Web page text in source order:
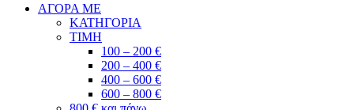
ΑΓΟΡΑ ΜΕ
ΚΑΤΗΓΟΡΙΑ
ΤΙΜΗ
100 – 200 €
200 – 400 €
400 – 600 €
600 – 800 €